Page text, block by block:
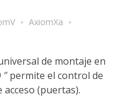
AxiomXa
de montaje en
″ permite el control de
(puertas).